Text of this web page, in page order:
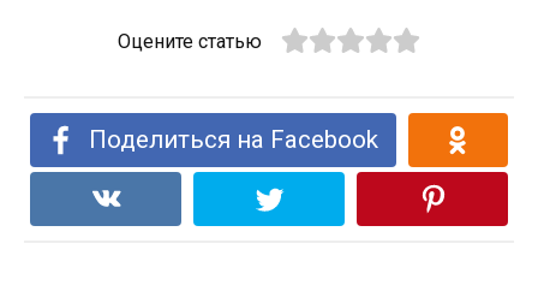
Оцените статью
Поделиться на Facebook